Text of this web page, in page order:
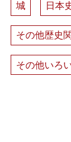
城 日本
その他歴史
その他いろ